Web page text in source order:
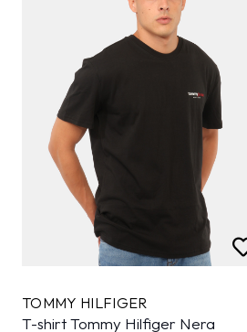
TOMMY HILFIGER
T-shirt Tommy Hilfiger Nera